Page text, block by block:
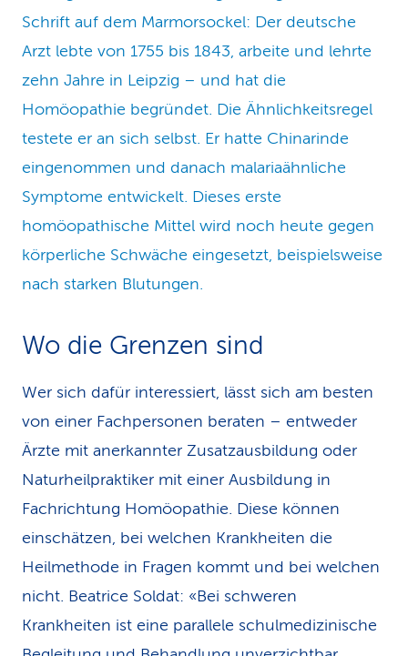
Schrift auf dem Marmorsockel: Der deutsche
Arzt lebte von 1755 bis 1843, arbeite und lehrte
zehn Jahre in Leipzig – und hat die
Homöopathie begründet. Die Ähnlichkeitsregel
testete er an sich selbst. Er hatte Chinarinde
eingenommen und danach malariaähnliche
Symptome entwickelt. Dieses erste
homöopathische Mittel wird noch heute gegen
körperliche Schwäche eingesetzt, beispielsweise
nach starken Blutungen.
Wo die Grenzen sind
Wer sich dafür interessiert, lässt sich am besten
von einer Fachpersonen beraten – entweder
Ärzte mit anerkannter Zusatzausbildung oder
Naturheilpraktiker mit einer Ausbildung in
Fachrichtung Homöopathie. Diese können
einschätzen, bei welchen Krankheiten die
Heilmethode in Fragen kommt und bei welchen
nicht. Beatrice Soldat: «Bei schweren
Krankheiten ist eine parallele schulmedizinische